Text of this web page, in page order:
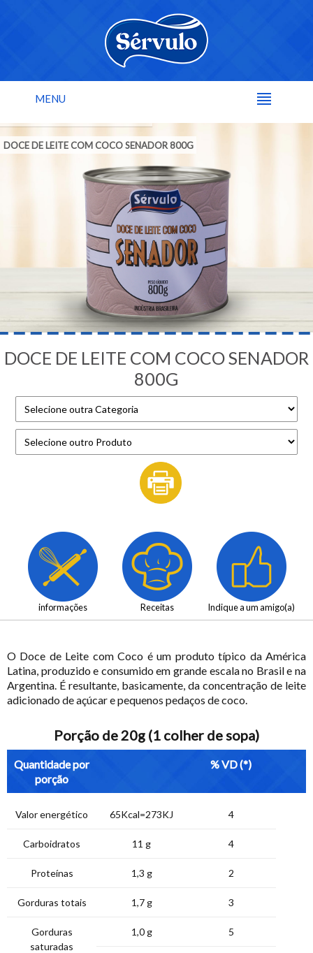
MENU
DOCE DE LEITE COM COCO SENADOR 800G
DOCE DE LEITE COM COCO SENADOR
800G
informações Receitas Indique a um amigo(a)
O Doce de Leite com Coco é um produto típico da América
Latina, produzido e consumido em grande escala no Brasil e na
Argentina. É resultante, basicamente, da concentração de leite
adicionado de açúcar e pequenos pedaços de coco.
Porção de 20g (1 colher de sopa)
Quantidade por
porção
% VD (*)
Valor energético 65Kcal=273KJ 4
Carboidratos 11 g 4
Proteínas 1,3 g 2
Gorduras totais 1,7 g 3
Gorduras
saturadas
1,0 g 5